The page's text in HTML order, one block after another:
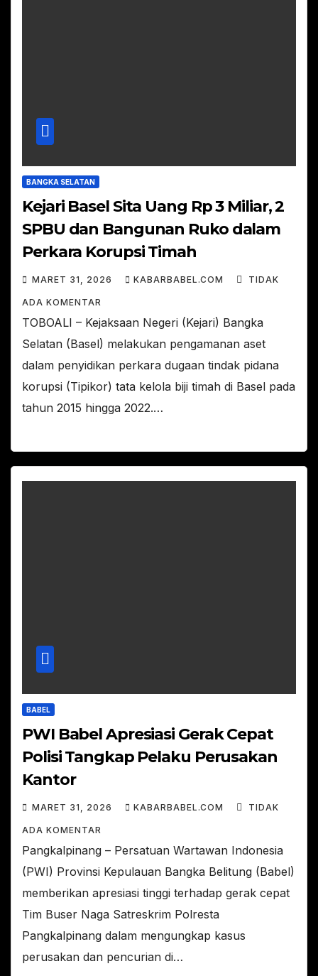
BANGKA SELATAN
Kejari Basel Sita Uang Rp 3 Miliar, 2
SPBU dan Bangunan Ruko dalam
Perkara Korupsi Timah
MARET 31, 2026 KABARBABEL.COM TIDAK
ADA KOMENTAR
TOBOALI – Kejaksaan Negeri (Kejari) Bangka
Selatan (Basel) melakukan pengamanan aset
dalam penyidikan perkara dugaan tindak pidana
korupsi (Tipikor) tata kelola biji timah di Basel pada
tahun 2015 hingga 2022.…
BABEL
PWI Babel Apresiasi Gerak Cepat
Polisi Tangkap Pelaku Perusakan
Kantor
MARET 31, 2026 KABARBABEL.COM TIDAK
ADA KOMENTAR
Pangkalpinang – Persatuan Wartawan Indonesia
(PWI) Provinsi Kepulauan Bangka Belitung (Babel)
memberikan apresiasi tinggi terhadap gerak cepat
Tim Buser Naga Satreskrim Polresta
Pangkalpinang dalam mengungkap kasus
perusakan dan pencurian di…